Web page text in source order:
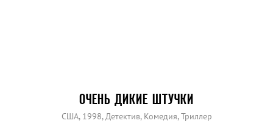
ОЧЕНЬ ДИКИЕ ШТУЧКИ
США, 1998, Детектив, Комедия, Триллер